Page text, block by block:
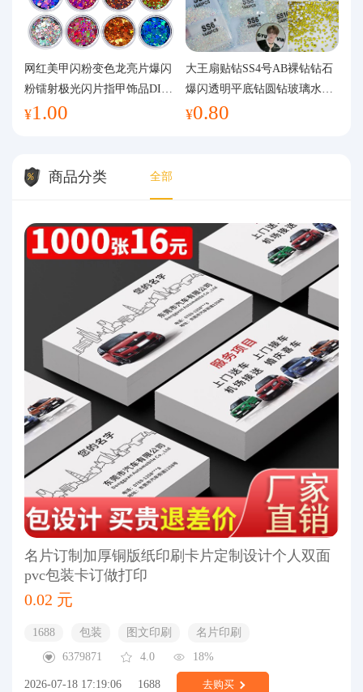
网红美甲闪粉变色龙亮片爆闪
粉镭射极光闪片指甲饰品DIY
手工流麻
¥1.00
大王扇贴钻SS4号AB裸钻钻石
爆闪透明平底钻圆钻玻璃水钻
美甲钻饰
¥0.80
商品分类 全部
名片订制加厚铜版纸印刷卡片定制设计个人双面
pvc包装卡订做打印
0.02 元
1688 包装 图文印刷
名片印刷
6379871
4.0 18%
2026-07-18 17:19:06 1688 去购买